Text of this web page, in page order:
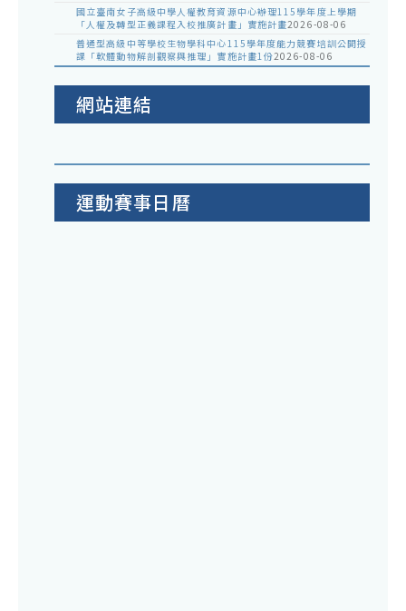
國立臺南女子高級中學人權教育資源中心辦理115學年度上學期
「人權及轉型正義課程入校推廣計畫」實施計畫2026-08-06
普通型高級中等學校生物學科中心115學年度能力競賽培訓公開授
課「軟體動物解剖觀察與推理」實施計畫1份2026-08-06
網站連結
運動賽事日曆